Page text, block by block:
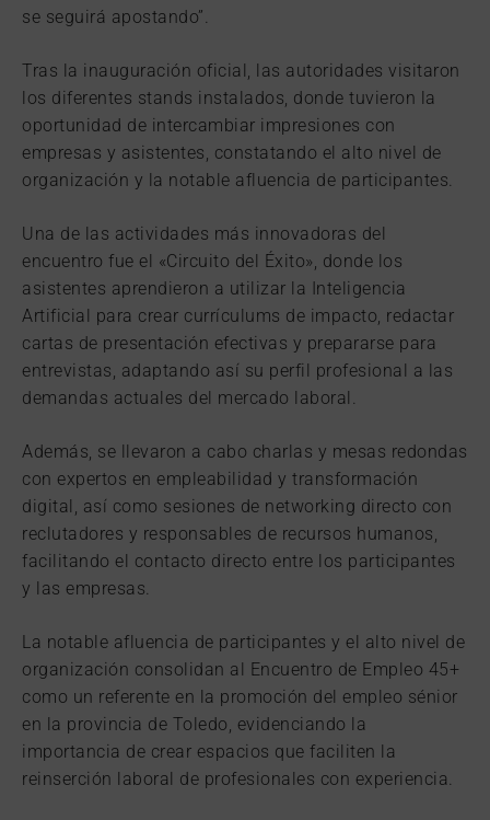
se seguirá apostando”.
Tras la inauguración oficial, las autoridades visitaron
los diferentes stands instalados, donde tuvieron la
oportunidad de intercambiar impresiones con
empresas y asistentes, constatando el alto nivel de
organización y la notable afluencia de participantes.
Una de las actividades más innovadoras del
encuentro fue el «Circuito del Éxito», donde los
asistentes aprendieron a utilizar la Inteligencia
Artificial para crear currículums de impacto, redactar
cartas de presentación efectivas y prepararse para
entrevistas, adaptando así su perfil profesional a las
demandas actuales del mercado laboral.
Además, se llevaron a cabo charlas y mesas redondas
con expertos en empleabilidad y transformación
digital, así como sesiones de networking directo con
reclutadores y responsables de recursos humanos,
facilitando el contacto directo entre los participantes
y las empresas.
La notable afluencia de participantes y el alto nivel de
organización consolidan al Encuentro de Empleo 45+
como un referente en la promoción del empleo sénior
en la provincia de Toledo, evidenciando la
importancia de crear espacios que faciliten la
reinserción laboral de profesionales con experiencia.